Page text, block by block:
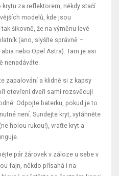
za reflektorem, někdy stačí
modelů, kde jsou
šikovně, že na výměnu levé
(ano, slyšíte správně –
nebo Opel Astra). Tam je asi
nenadáváte.
zapalování a klidně si z kapsy
otevření dveří sami rozsvěcují
Odpojte baterku, pokud je to
není. Sundejte kryt, vytáhněte
holou rukou!), vraťte kryt a
pár žárovek v záloze u sebe v
fajn, někdo přísahá i na